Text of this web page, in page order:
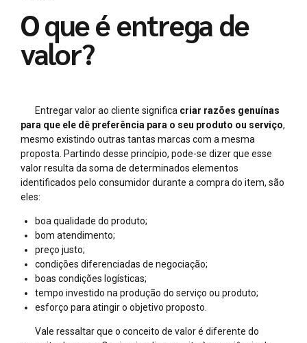
O que é entrega de
valor?
Entregar valor ao cliente significa criar razões genuínas
para que ele dê preferência para o seu produto ou serviço,
mesmo existindo outras tantas marcas com a mesma
proposta. Partindo desse princípio, pode-se dizer que esse
valor resulta da soma de determinados elementos
identificados pelo consumidor durante a compra do item, são
eles:
boa qualidade do produto;
bom atendimento;
preço justo;
condições diferenciadas de negociação;
boas condições logísticas;
tempo investido na produção do serviço ou produto;
esforço para atingir o objetivo proposto.
Vale ressaltar que o conceito de valor é diferente do